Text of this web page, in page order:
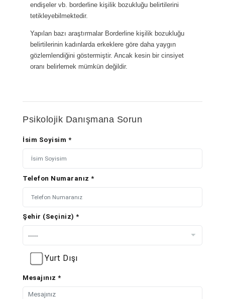
endişeler vb. borderline kişilik bozukluğu belirtilerini
tetikleyebilmektedir.
Yapılan bazı araştırmalar Borderline kişilik bozukluğu
belirtilerinin kadınlarda erkeklere göre daha yaygın
gözlemlendiğini göstermiştir. Ancak kesin bir cinsiyet
oranı belirlemek mümkün değildir.
Psikolojik Danışmana Sorun
İsim Soyisim *
Telefon Numaranız *
Şehir (Seçiniz) *
Yurt Dışı
Mesajınız *